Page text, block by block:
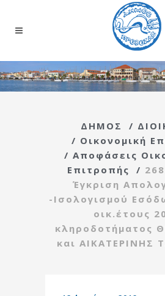
ΔΗΜΟΣ /
/ Οικονομική
/ Αποφάσεις
Επιτροπής
/
Έγκριση
-Ισολογισμού
οικ.έτους
κληροδοτήματος
και ΑΙΚΑΤΕΡΙΝΗΣ